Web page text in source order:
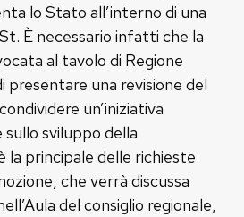
lo Stato all’interno di una
È necessario infatti che la
al tavolo di Regione
presentare una revisione del
un’iniziativa
sviluppo della
la principale delle richieste
che verrà discussa
del consiglio regionale,